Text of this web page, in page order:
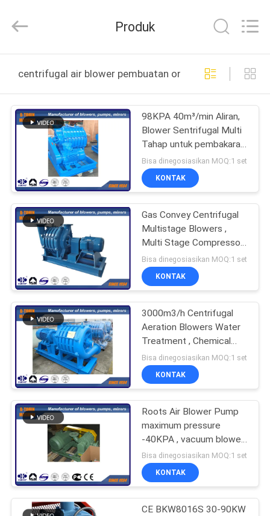
RUMAH
PRODUK
VIDEO
TENTANG
KAMI
PABRIK
KONTROL
KUALITAS
HUBUNGI
KAMI
PERMINTAAN
PENAWARAN
COMPANY
NEWS
(Jiangsu)
Rights
Produk
centrifugal air blower pembuatan online
98KPA 40m³/min Aliran,
Blower Sentrifugal Multi
Tahap untuk pembakaran
udara, blower kipas udara
sentrifugal
Bisa dinegosiasikan MOQ:1 set
KONTAK
Gas Convey Centrifugal
Multistage Blowers ,
Multi Stage Compressor
37KW
Bisa dinegosiasikan MOQ:1 set
KONTAK
3000m3/h Centrifugal
Aeration Blowers Water
Treatment , Chemical
Gas
Bisa dinegosiasikan MOQ:1 set
KONTAK
Roots Air Blower Pump
maximum pressure
-40KPA , vacuum blower
pump
Bisa dinegosiasikan MOQ:1 set
KONTAK
CE BKW8016S 30-90KW